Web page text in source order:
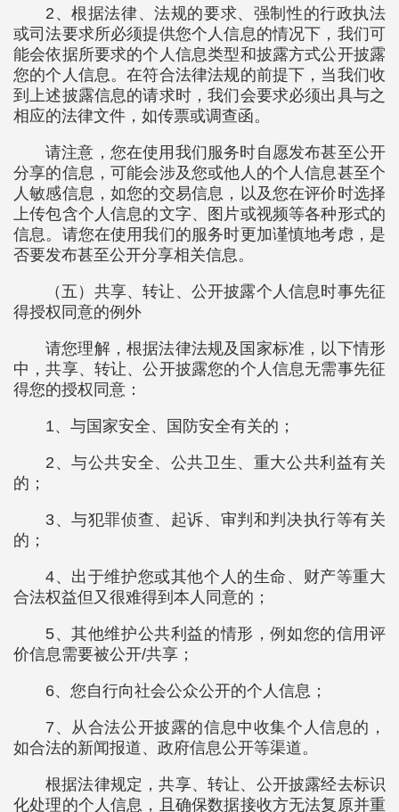
2、根据法律、法规的要求、强制性的行政执法
或司法要求所必须提供您个人信息的情况下，我们可
能会依据所要求的个人信息类型和披露方式公开披露
您的个人信息。在符合法律法规的前提下，当我们收
到上述披露信息的请求时，我们会要求必须出具与之
相应的法律文件，如传票或调查函。
请注意，您在使用我们服务时自愿发布甚至公开
分享的信息，可能会涉及您或他人的个人信息甚至个
人敏感信息，如您的交易信息，以及您在评价时选择
上传包含个人信息的文字、图片或视频等各种形式的
信息。请您在使用我们的服务时更加谨慎地考虑，是
否要发布甚至公开分享相关信息。
（五）共享、转让、公开披露个人信息时事先征
得授权同意的例外
请您理解，根据法律法规及国家标准，以下情形
中，共享、转让、公开披露您的个人信息无需事先征
得您的授权同意：
1、与国家安全、国防安全有关的；
2、与公共安全、公共卫生、重大公共利益有关
的；
3、与犯罪侦查、起诉、审判和判决执行等有关
的；
4、出于维护您或其他个人的生命、财产等重大
合法权益但又很难得到本人同意的；
5、其他维护公共利益的情形，例如您的信用评
价信息需要被公开/共享；
6、您自行向社会公众公开的个人信息；
7、从合法公开披露的信息中收集个人信息的，
如合法的新闻报道、政府信息公开等渠道。
根据法律规定，共享、转让、公开披露经去标识
化处理的个人信息，且确保数据接收方无法复原并重